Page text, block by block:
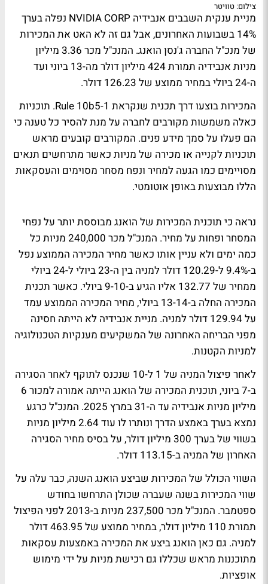
צילום: טוויטר
מניית ענקית השבבים אנבידיה NVIDIA CORP נפלה בערך
14% בשבועות האחרונים, אבל גם זה לא האט את המכירות
של מנכ"ל החברה ג'נסן הואנג. המנכ"ל מכר 3.36 מיליון
מניות אנבידיה תמורת 424 מיליון דולר מה-13 ביוני ועד
ה-24 ביולי במחיר ממוצע של 126.23 דולר.
המכירות בוצעו דרך תכנית שנקראת Rule 10b5-1. תוכניות
כאלה משמשות מקורבים לחברה על מנת להסיר כל טענה כי
הם פעלו על סמך מידע פנים. המקורבים קובעים מראש
תוכניות לקנייה או מכירה של מניות כאשר מתרחשים תנאים
מסויימים כמו הגעה למחיר ונפח מסחר מסוימים והעסקאות
הללו מבוצעות באופן אוטומטי.
נראה כי תוכנית המכירות של הואנג מבוססת יותר על נפחי
המסחר ופחות על מחיר. המנכ"ל מכר 240,000 מניות כל
כמה ימים ולא עניין אותו כאשר מחיר המכירה הממוצע נפל
ב-9.4% ל-120.29 דולר למניה בין ה-23 ביולי ל-24 ביולי
ממחיר של 132.77 אליו הגיע ב-9-10 ביולי. כאשר תכנית
המכירה החלה ב-13-14 ביולי, מחיר המכירה הממוצע עמד
על 129.94 דולר למניה. מניית אנבידיה לא הייתה חסינה
מפני הבריחה האחרונה של המשקיעים מענקיות הטכנולוגיה
למניות הקטנות.
לאחר פיצול המניה של 1 ל-10 שנכנס לתוקף לאחר הסגירה
ב-7 ביוני, תוכנית המכירה של הואנג הייתה אמורה למכור 6
מיליון מניות אנבידיה עד ה-31 במרץ 2025. המנכ"ל כרגע
נמצא בערך באמצע הדרך ונותרו לו עוד 2.64 מיליון מניות
בשווי של בערך 300 מיליון דולר, על בסיס מחיר הסגירה
האחרון של המניה ב-113.15 דולר.
השווי הכולל של המכירות שביצע הואנג השנה, כבר עלה על
שווי המכירות בשנה שעברה שכולן התרחשו בחודש
ספטמבר. המנכ"ל מכר 237,500 מניות ב-2013 לפני הפיצול
תמורת 110 מיליון דולר, במחיר ממוצע של 463.95 דולר
למניה. גם כאן הואנג ביצע את המכירה באמצעות עסקאות
מתוכננות מראש שכללו גם רכישת מניות על ידי מימוש
אופציות.